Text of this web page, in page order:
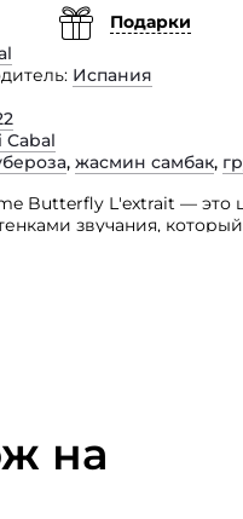
Подарки
Испания
Cabal
, жасмин самбак,
Butterfly L'extrait —
звучания,
на